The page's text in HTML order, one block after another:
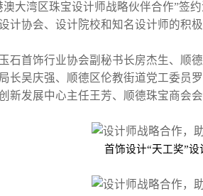
澳大湾区珠宝设计师战略伙伴合作”签
计协会、设计院校和知名设计师的积极
石首饰行业协会副秘书长房杰生、顺
长吴庆强、顺德区伦教街道党工委员
新发展中心主任王芳、顺德珠宝商会
首饰设计“天工奖”